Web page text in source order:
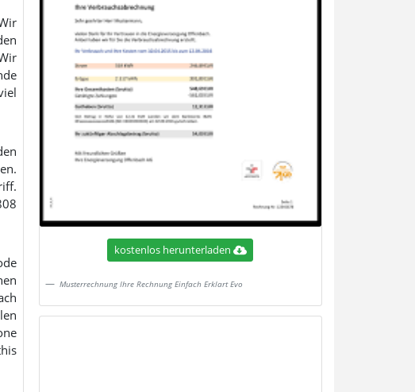
kostenlos herunterladen
Musterrechnung Ihre Rechnung Einfach Erklart Evo